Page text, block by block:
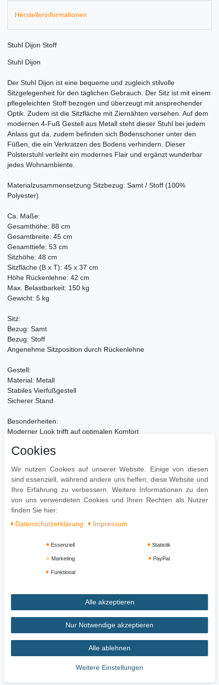
Herstellerinformationen
Stuhl Dijon Stoff
Stuhl Dijon
Der Stuhl Dijon ist eine bequeme und zugleich stilvolle
Sitzgelegenheit für den täglichen Gebrauch. Der Sitz ist mit einem
pflegeleichten Stoff bezogen und überzeugt mit ansprechender
Optik. Zudem ist die Sitzfläche mit Ziernähten versehen. Auf dem
modernen 4-Fuß Gestell aus Metall steht dieser Stuhl bei jedem
Anlass gut da, zudem befinden sich Bodenschoner unter den
Füßen, die ein Verkratzen des Bodens verhindern. Dieser
Polsterstuhl verleiht ein modernes Flair und ergänzt wunderbar
jedes Wohnambiente.
Materialzusammensetzung Sitzbezug: Samt / Stoff (100%
Polyester)
Ca. Maße:
Gesamthöhe: 88 cm
Gesamtbreite: 45 cm
Gesamttiefe: 53 cm
Sitzhöhe: 48 cm
Sitzfläche (B x T): 45 x 37 cm
Höhe Rückenlehne: 42 cm
Max. Belastbarkeit: 150 kg
Gewicht: 5 kg
Sitz:
Bezug: Samt
Bezug: Stoff
Angenehme Sitzposition durch Rückenlehne
Gestell:
Material: Metall
Stabiles Vierfußgestell
Sicherer Stand
Besonderheiten:
Moderner Look trifft auf optimalen Komfort
Strapazierfähiger & pflegeleichter Bezug
Pflegehinweise:
Leichte Verschmutzung mit feuchtem Baumwolltuch abwischen
Oberflächen nur mit geeignetem Aufsatz absaugen
Keine Haushaltsreiniger verwenden
Impressum Daten­schutz­erklärung AGB
Widerrufs­recht Vertrag widerrufen
Cookies
Wir nutzen Cookies auf unserer Website. Einige von diesen
sind essenziell, während andere uns helfen, diese Website und
Ihre Erfahrung zu verbessern. Weitere Informationen zu den
von uns verwendeten Cookies und Ihren Rechten als Nutzer
finden Sie hier:
Daten­schutz­erklärung
Impressum
Essenziell Statistik
Marketing PayPal
Funktional
Alle akzeptieren
Nur Notwendige akzeptieren
Alle ablehnen
Weitere Einstellungen